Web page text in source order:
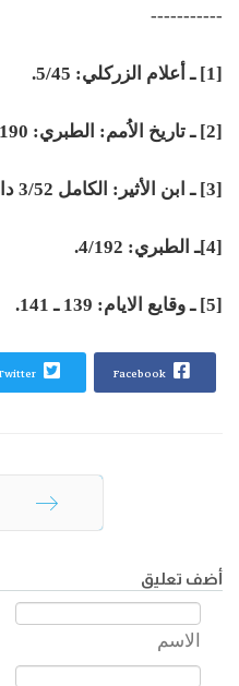
-----------
[1] ـ أعلام الزركلي: 5/45.
[2] ـ تاريخ الاُمم: الطبري: 4/190 ـ 191.
[3] ـ ابن الأثير: الكامل 3/52 دار صادر.
[4]ـ الطبري: 4/192.
[5] ـ وقايع الايام: 139 ـ 141.
أضف تعليق
الاسم